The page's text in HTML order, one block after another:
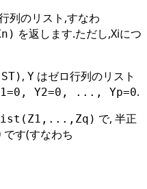
列のリスト,すなわ
を返します.ただし,Xiにつ
, Y はゼロ行列のリスト
Y2=0, ..., Yp=0.
で, 半正
です(すなわち